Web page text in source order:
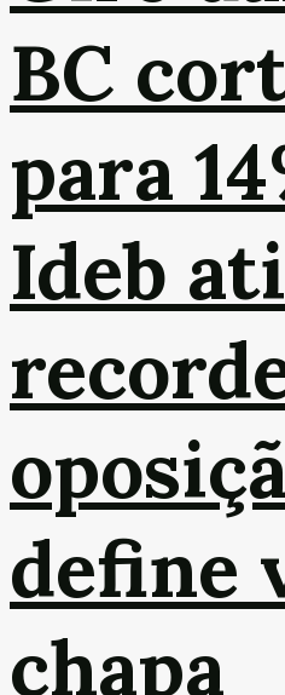
BC
para
Ideb
define
chapa